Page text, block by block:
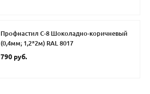
Профнастил С-8 Шоколадно-коричневый
(0,4мм; 1,2*2м) RAL 8017
790 руб.